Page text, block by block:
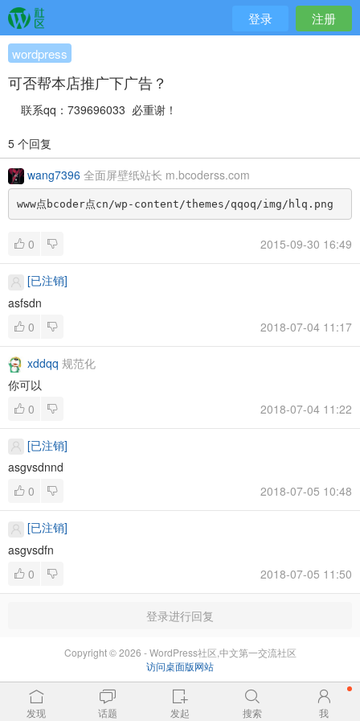
登录 注册
wordpress
可否帮本店推广下广告？
联系qq：739696033 必重谢！
5 个回复
wang7396 全面屏壁纸站长 m.bcoderss.com
www点bcoder点cn/wp-content/themes/qqoq/img/hlq.png
0 2015-09-30 16:49
[已注销]
asfsdn
0
2018-07-04 11:17
xddqq 规范化
你可以
0
2018-07-04 11:22
[已注销]
asgvsdnnd
0
2018-07-05 10:48
[已注销]
asgvsdfn
0
2018-07-05 11:50
登录进行回复
Copyright © 2026 - WordPress社区,中文第一交流社区
访问桌面版网站
发现 话题 发起 搜索 我